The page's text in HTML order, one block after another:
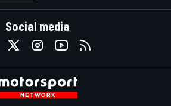
Social media